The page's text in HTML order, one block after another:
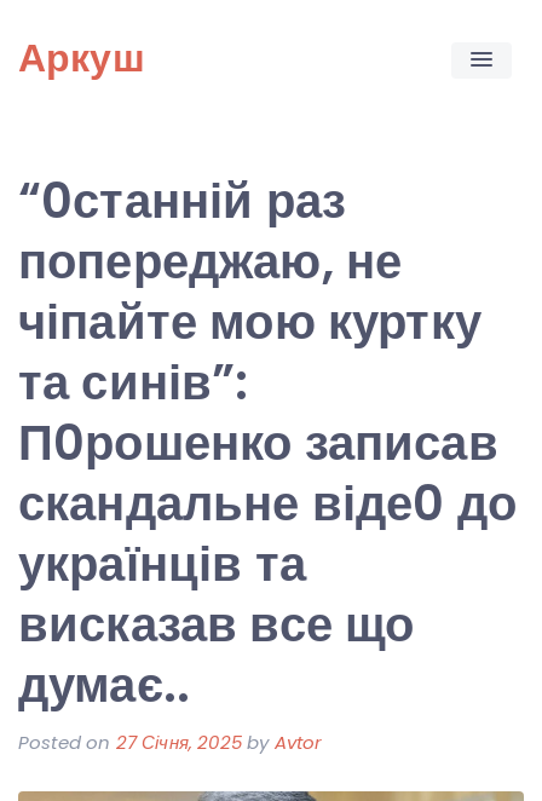
content
Аркуш
“0станній раз
попереджаю, не
чіпайте мою куртку
та синів”:
П0рошенко записав
скандальне віде0 до
українців та
висказав все що
думає..
Posted on 27 Січня, 2025byAvtor